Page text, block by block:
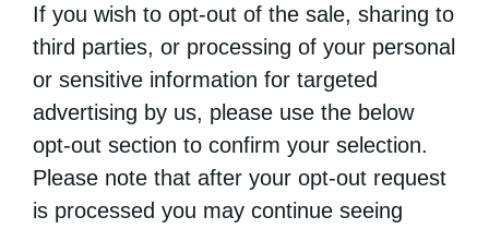
If you wish to opt-out of the sale, sharing to
third parties, or processing of your personal
or sensitive information for targeted
advertising by us, please use the below
opt-out section to confirm your selection.
Please note that after your opt-out request
is processed you may continue seeing